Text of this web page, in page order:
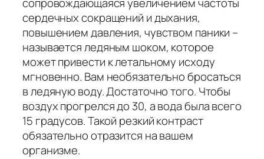
сердечных сокращений и дыхания,
повышением давления, чувством паники –
называется ледяным шоком, которое
может привести к летальному исходу
мгновенно. Вам необязательно бросаться
в ледяную воду. Достаточно того. Чтобы
воздух прогрелся до 30, а вода была всего
15 градусов. Такой резкий контраст
обязательно отразится на вашем
организме.